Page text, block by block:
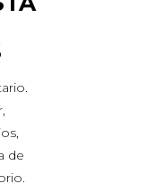
de